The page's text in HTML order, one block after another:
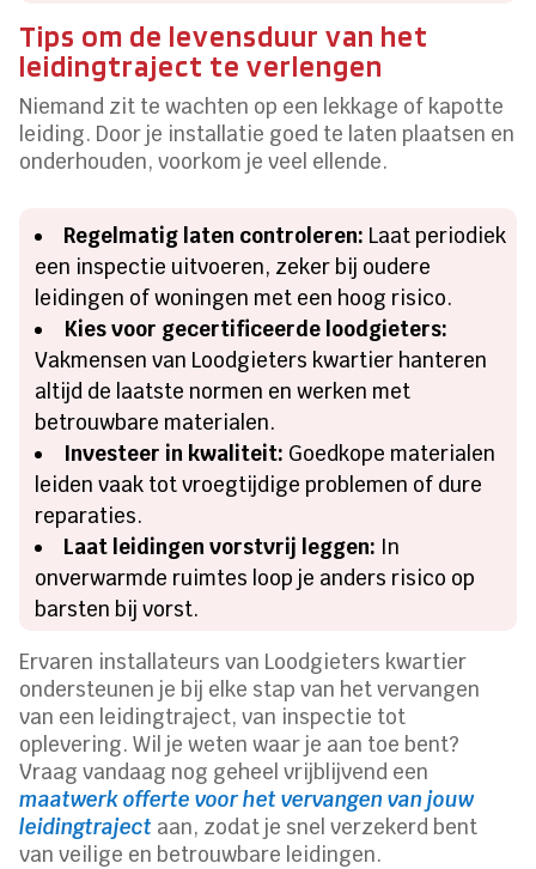
Tips om de levensduur van het
leidingtraject te verlengen
Niemand zit te wachten op een lekkage of kapotte
leiding. Door je installatie goed te laten plaatsen en
onderhouden, voorkom je veel ellende.
Regelmatig laten controleren: Laat periodiek
een inspectie uitvoeren, zeker bij oudere
leidingen of woningen met een hoog risico.
Kies voor gecertificeerde loodgieters:
Vakmensen van Loodgieters kwartier hanteren
altijd de laatste normen en werken met
betrouwbare materialen.
Investeer in kwaliteit: Goedkope materialen
leiden vaak tot vroegtijdige problemen of dure
reparaties.
Laat leidingen vorstvrij leggen: In
onverwarmde ruimtes loop je anders risico op
barsten bij vorst.
Ervaren installateurs van Loodgieters kwartier
ondersteunen je bij elke stap van het vervangen
van een leidingtraject, van inspectie tot
oplevering. Wil je weten waar je aan toe bent?
Vraag vandaag nog geheel vrijblijvend een
maatwerk offerte voor het vervangen van jouw
leidingtraject aan, zodat je snel verzekerd bent
van veilige en betrouwbare leidingen.